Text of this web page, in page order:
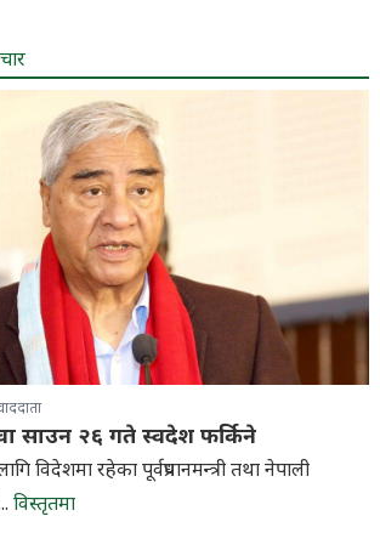
साउन २६ गते स्वदेश फर्किने
विदेशमा रहेका पूर्वप्रधानमन्त्री तथा नेपाली
विस्तृतमा